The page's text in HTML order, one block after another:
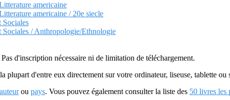
americaine
americaine / 20e siecle
Sociales
Sociales / Anthropologie/Ethnologie
d'inscription nécessaire ni de limitation de téléchargement.
plupart d'entre eux directement sur votre ordinateur, liseuse, tablette ou
auteurou pays. Vous pouvez également consulter la liste des 50 livres les